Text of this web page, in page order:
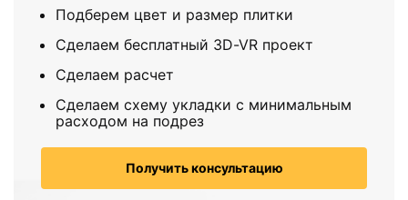
Подберем цвет и размер плитки
Сделаем бесплатный 3D-VR проект
Сделаем расчет
Сделаем схему укладки с минимальным
расходом на подрез
Получить консультацию